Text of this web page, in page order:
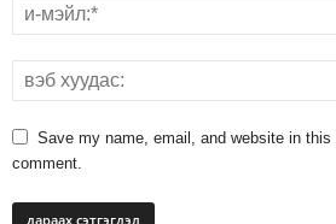
Save my name, email, and website in this
comment.